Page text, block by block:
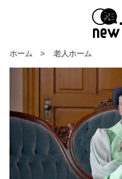
ホーム > 老人ホーム